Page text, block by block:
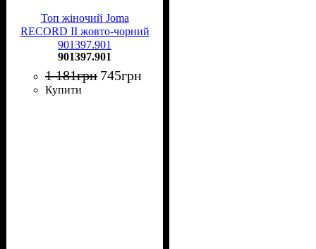
Топ жіночий Joma
RECORD II жовто-чорний
901397.901
901397.901
1 181грн 745грн
Купити